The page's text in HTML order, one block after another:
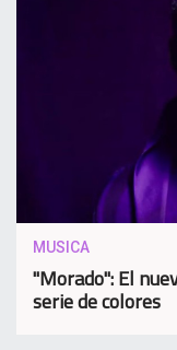
MUSICA
"Morado": El
serie de colores